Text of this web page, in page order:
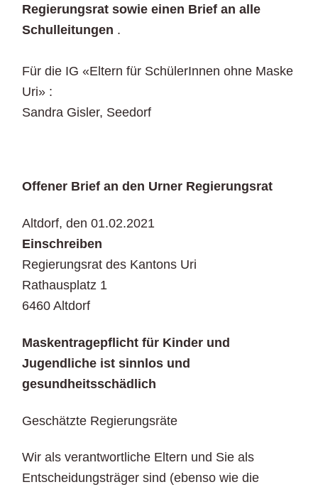
Regierungsrat sowie einen Brief an alle
Schulleitungen .
Für die IG «Eltern für SchülerInnen ohne Maske
Uri» :
Sandra Gisler, Seedorf
Offener Brief an den Urner Regierungsrat
Altdorf, den 01.02.2021
Einschreiben
Regierungsrat des Kantons Uri
Rathausplatz 1
6460 Altdorf
Maskentragepflicht für Kinder und
Jugendliche ist sinnlos und
gesundheitsschädlich
Geschätzte Regierungsräte
Wir als verantwortliche Eltern und Sie als
Entscheidungsträger sind (ebenso wie die